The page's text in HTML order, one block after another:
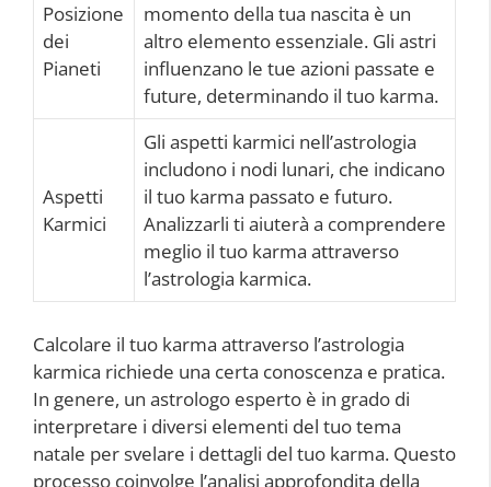
Posizione
dei
Pianeti
momento della tua nascita è un
altro elemento essenziale. Gli astri
influenzano le tue azioni passate e
future, determinando il tuo karma.
Aspetti
Karmici
Gli aspetti karmici nell’astrologia
includono i nodi lunari, che indicano
il tuo karma passato e futuro.
Analizzarli ti aiuterà a comprendere
meglio il tuo karma attraverso
l’astrologia karmica.
Calcolare il tuo karma attraverso l’astrologia
karmica richiede una certa conoscenza e pratica.
In genere, un astrologo esperto è in grado di
interpretare i diversi elementi del tuo tema
natale per svelare i dettagli del tuo karma. Questo
processo coinvolge l’analisi approfondita della